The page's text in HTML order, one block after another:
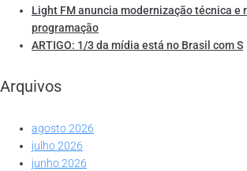
Light FM anuncia modernização técnica e
programação
ARTIGO: 1/3 da mídia está no Brasil com S
Arquivos
agosto 2026
julho 2026
junho 2026